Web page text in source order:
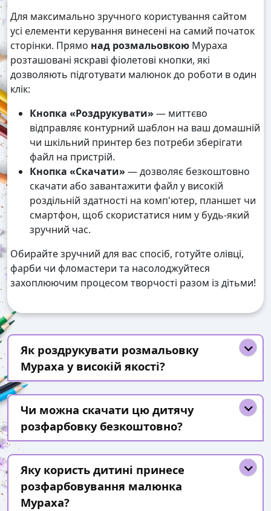
Для максимально зручного користування сайтом
усі елементи керування винесені на самий початок
сторінки. Прямо над розмальовкою Мураха
розташовані яскраві фіолетові кнопки, які
дозволяють підготувати малюнок до роботи в один
клік:
Кнопка «Роздрукувати» — миттєво
відправляє контурний шаблон на ваш домашній
чи шкільний принтер без потреби зберігати
файл на пристрій.
Кнопка «Скачати» — дозволяє безкоштовно
скачати або завантажити файл у високій
роздільній здатності на комп'ютер, планшет чи
смартфон, щоб скористатися ним у будь-який
зручний час.
Обирайте зручний для вас спосіб, готуйте олівці,
фарби чи фломастери та насолоджуйтеся
захоплюючим процесом творчості разом із дітьми!
Як роздрукувати розмальовку
Мураха у високій якості?
Чи можна скачати цю дитячу
розфарбовку безкоштовно?
Яку користь дитині принесе
розфарбовування малюнка
Мураха?